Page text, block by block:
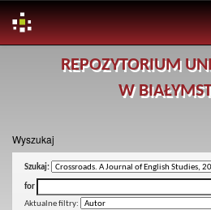
REPOZYTORIUM
W
Wyszukaj
Szukaj:
for
Aktualne filtry: